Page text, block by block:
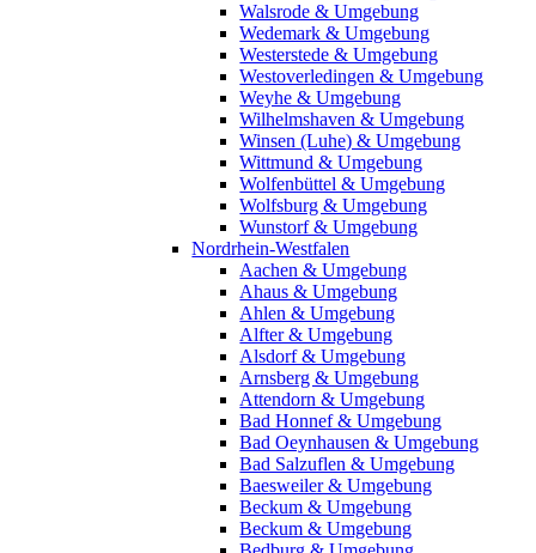
Walsrode & Umgebung
Wedemark & Umgebung
Westerstede & Umgebung
Westoverledingen & Umgebung
Weyhe & Umgebung
Wilhelmshaven & Umgebung
Winsen (Luhe) & Umgebung
Wittmund & Umgebung
Wolfenbüttel & Umgebung
Wolfsburg & Umgebung
Wunstorf & Umgebung
Nordrhein-Westfalen
Aachen & Umgebung
Ahaus & Umgebung
Ahlen & Umgebung
Alfter & Umgebung
Alsdorf & Umgebung
Arnsberg & Umgebung
Attendorn & Umgebung
Bad Honnef & Umgebung
Bad Oeynhausen & Umgebung
Bad Salzuflen & Umgebung
Baesweiler & Umgebung
Beckum & Umgebung
Beckum & Umgebung